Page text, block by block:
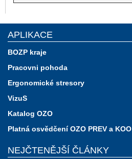
APLIKACE
BOZP kraje
Pracovni pohoda
Ergonomické stresory
VizuS
Katalog OZO
Platná osvědčení OZO PREV a KOO
NEJČTENĚJŠÍ ČLÁNKY